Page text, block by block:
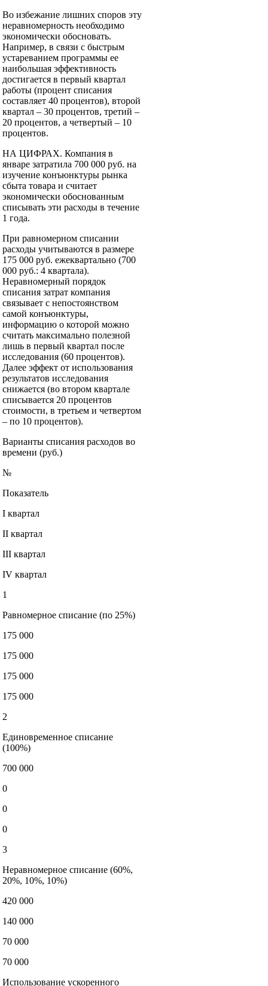
Во избежание лишних споров эту
неравномерность необходимо
экономически обосновать.
Например, в связи с быстрым
устареванием программы ее
наибольшая эффективность
достигается в первый квартал
работы (процент списания
составляет 40 процентов), второй
квартал – 30 процентов, третий –
20 процентов, а четвертый – 10
процентов.
НА ЦИФРАХ. Компания в
январе затратила 700 000 руб. на
изучение конъюнктуры рынка
сбыта товара и считает
экономически обоснованным
списывать эти расходы в течение
1 года.
При равномерном списании
расходы учитываются в размере
175 000 руб. ежеквартально (700
000 руб.: 4 квартала).
Неравномерный порядок
списания затрат компания
связывает с непостоянством
самой конъюнктуры,
информацию о которой можно
считать максимально полезной
лишь в первый квартал после
исследования (60 процентов).
Далее эффект от использования
результатов исследования
снижается (во втором квартале
списывается 20 процентов
стоимости, в третьем и четвертом
– по 10 процентов).
Варианты списания расходов во
времени (руб.)
№
Показатель
I квартал
II квартал
III квартал
IV квартал
1
Равномерное списание (по 25%)
175 000
175 000
175 000
175 000
2
Единовременное списание
(100%)
700 000
0
0
0
3
Неравномерное списание (60%,
20%, 10%, 10%)
420 000
140 000
70 000
70 000
Использование ускоренного